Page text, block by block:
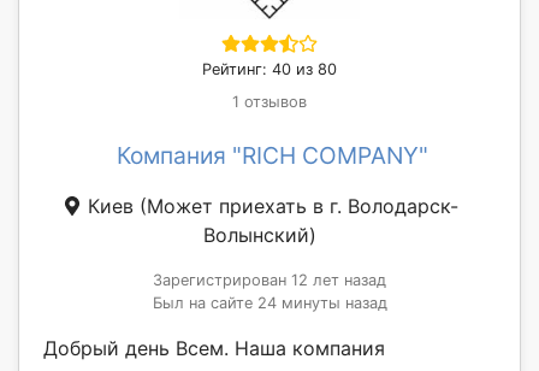
Рейтинг: 40 из 80
1 отзывов
Компания "RICH COMPANY"
Киев (Может приехать в г. Володарск-
Волынский)
Зарегистрирован 12 лет назад
Был на сайте 24 минуты назад
Добрый день Всем. Наша компания